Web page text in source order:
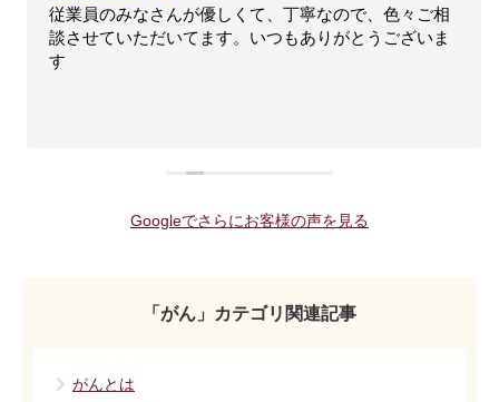
従業員のみなさんが優しくて、丁寧なので、色々ご相
談させていただいてます。いつもありがとうございま
す
Googleでさらにお客様の声を見る
「がん」カテゴリ関連記事
がんとは